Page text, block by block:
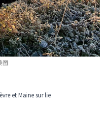
图
et Maine sur lie